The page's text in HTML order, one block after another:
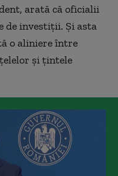
arată că oficialii
de investiții. Și asta
o aliniere între
și țintele